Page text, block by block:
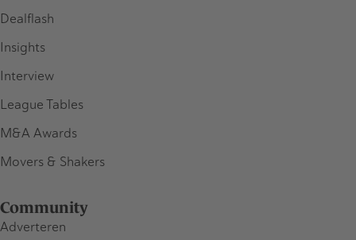
Dealflash
Insights
Interview
League Tables
M&A Awards
Movers & Shakers
Community
Adverteren